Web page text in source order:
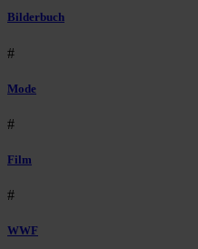
Bilderbuch
#
Mode
#
Film
#
WWF